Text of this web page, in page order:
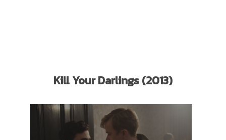
Kill Your Darlings (2013)